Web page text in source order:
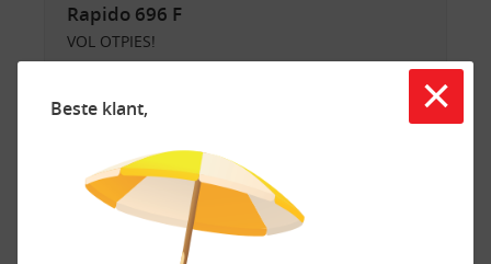
Rapido 696 F
VOL OTPIES!
Beste klant, ×